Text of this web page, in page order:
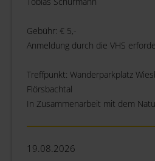
Gebühr: € 5,-
Anmeldung durch die VHS
Treffpunkt: Wanderparkplatz
Flörsbachtal
In Zusammenarbeit mit dem
19.08.2026